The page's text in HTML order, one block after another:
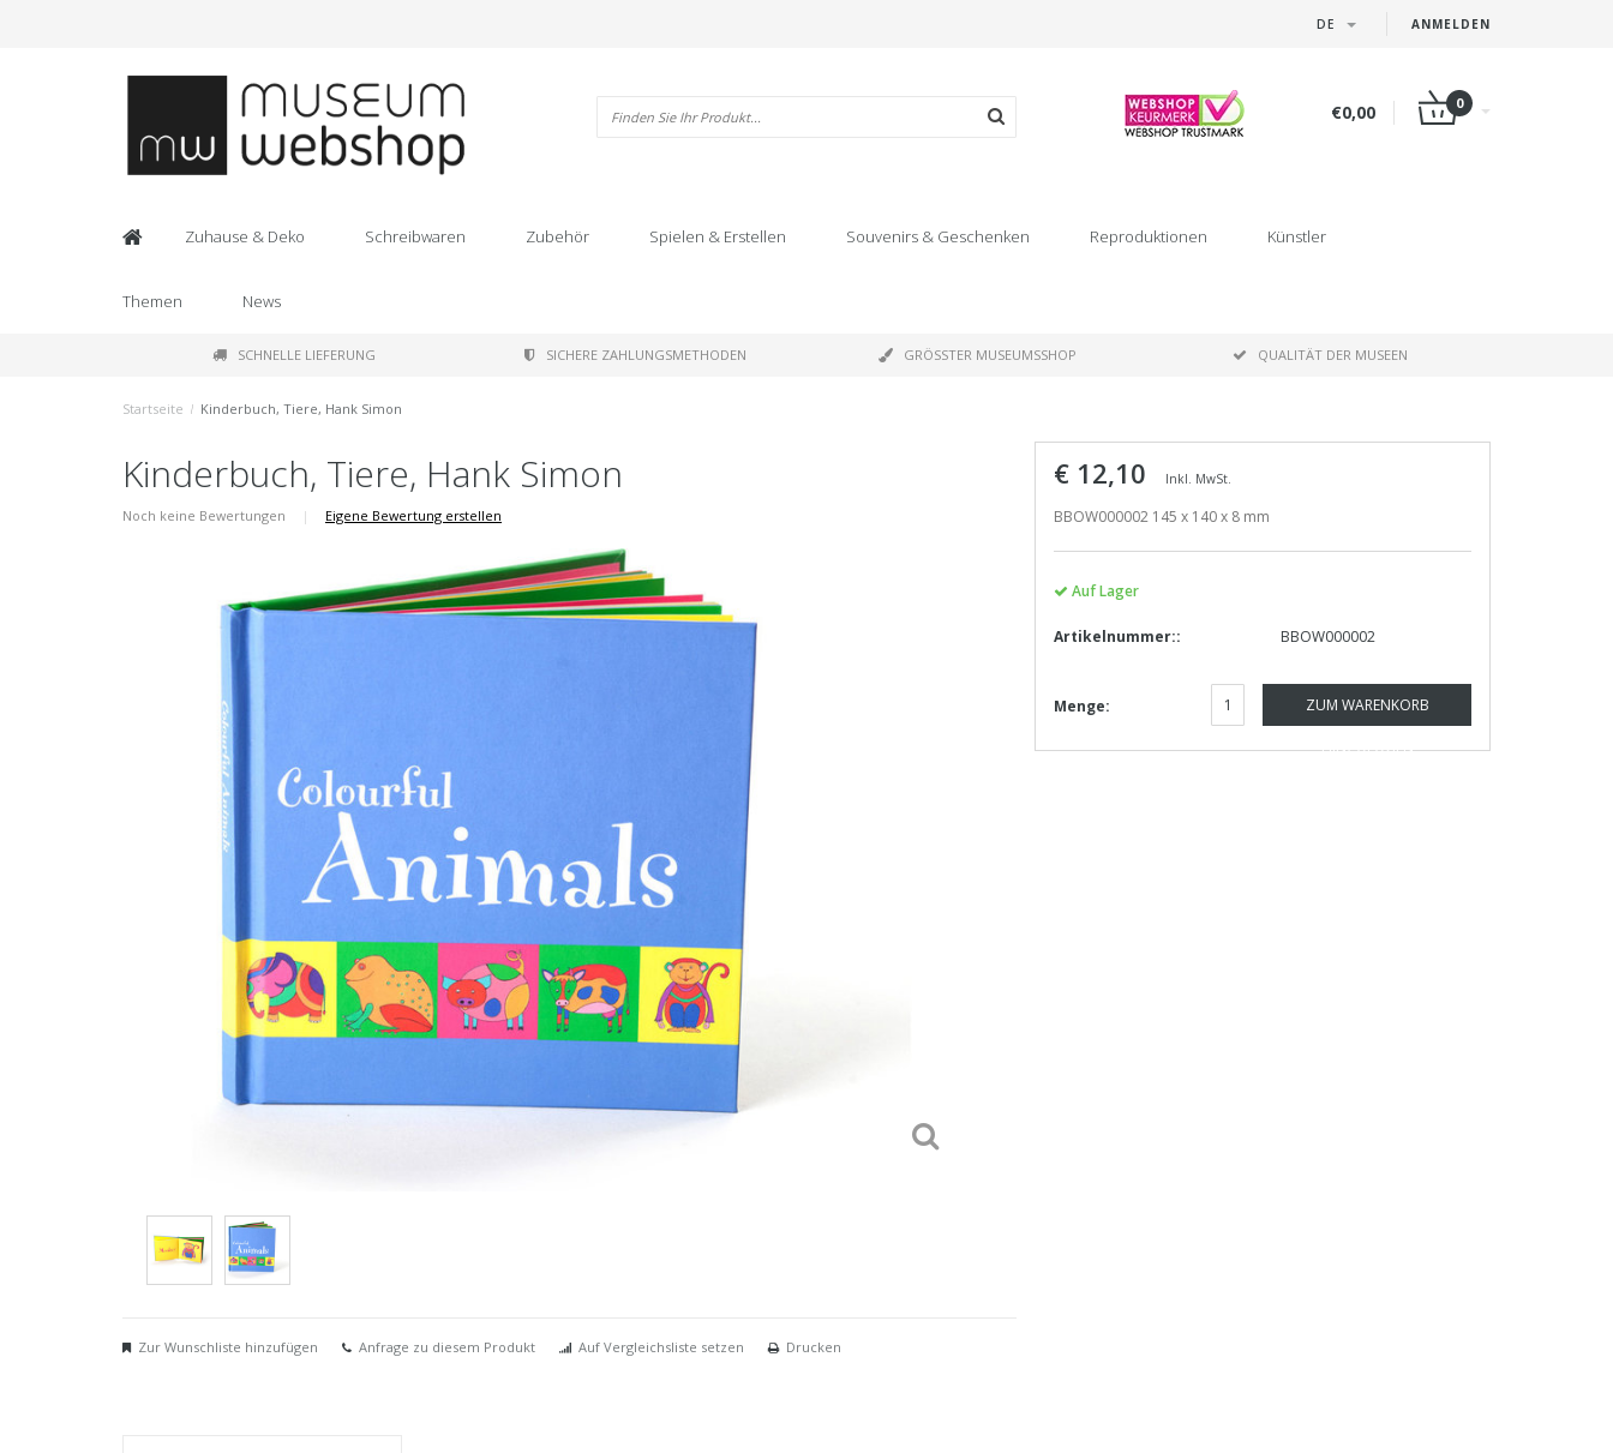
ANMELDEN
DE
€0,00 0
Zuhause & Deko Schreibwaren Zubehör Spielen & Erstellen Souvenirs & Geschenken Reproduktionen Künstler
Themen News
SCHNELLE LIEFERUNG SICHERE ZAHLUNGSMETHODEN GRÖSSTER MUSEUMSSHOP QUALITÄT DER MUSEEN
Startseite / Kinderbuch, Tiere, Hank Simon
Kinderbuch, Tiere, Hank Simon
Noch keine Bewertungen | Eigene Bewertung erstellen
Zur Wunschliste hinzufügen Anfrage zu diesem Produkt Auf Vergleichsliste setzen Drucken
€ 12,10 Inkl. MwSt.
BBOW000002 145 x 140 x 8 mm
Auf Lager
Artikelnummer:: BBOW000002
Menge: ZUM WARENKORB
HINZUFÜGEN